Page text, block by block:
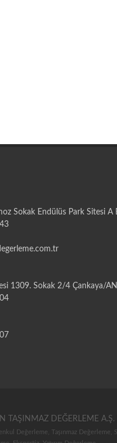
Sokak Endülüs Park Sitesi
1309. Sokak 2/4 Çankaya/
TAŞINMAZ DEĞERLEME
Değerleme, Taşınmaz Değerleme,